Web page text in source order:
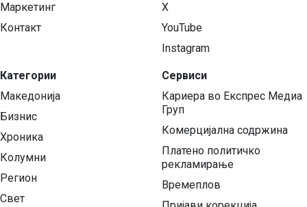
Маркетинг
Контакт
Категории
Македонија
Бизнис
Хроника
Колумни
Регион
Свет
X
YouTube
Instagram
Сервиси
Кариера во Експрес Медиа
Груп
Комерцијална содржина
Платено политичко
рекламирање
Времеплов